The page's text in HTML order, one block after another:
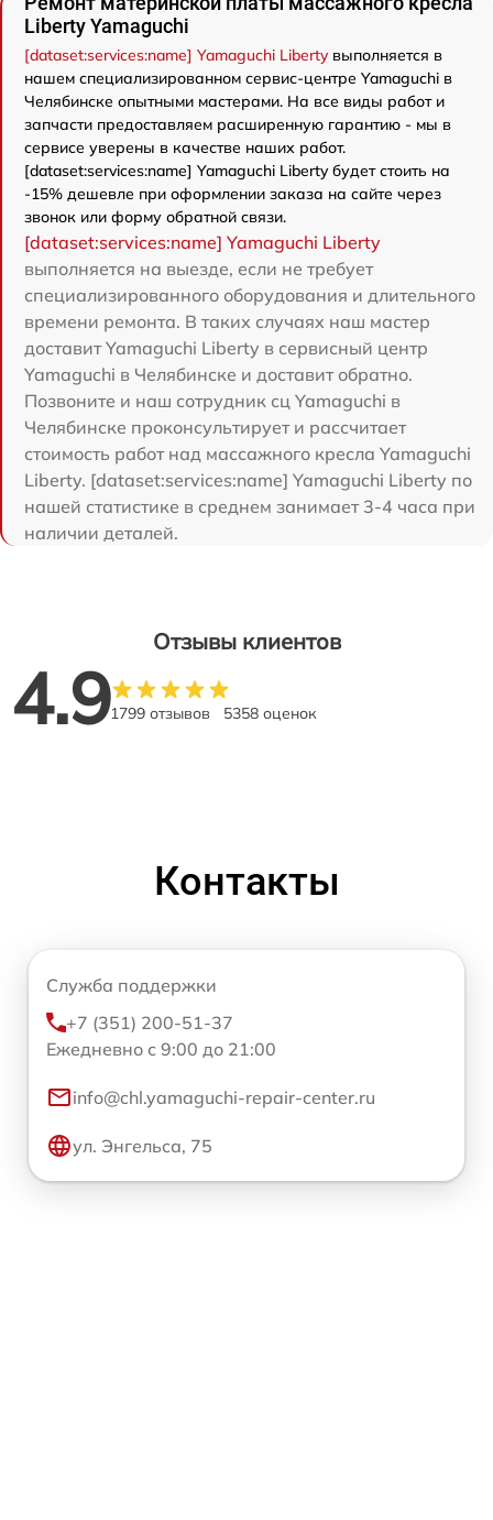
Liberty Yamaguchi
[dataset:services:name] Yamaguchi Libertyвыполняется в
нашем специализированном сервис-центре Yamaguchi в
Челябинске опытными мастерами. На все виды работ и
запчасти предоставляем расширенную гарантию - мы в
сервисе уверены в качестве наших работ.
[dataset:services:name] Yamaguchi Liberty будет стоить на
-15% дешевле при оформлении заказа на сайте через
звонок или форму обратной связи.
[dataset:services:name] Yamaguchi Liberty
выполняется на выезде, если не требует
специализированного оборудования и длительного
времени ремонта. В таких случаях наш мастер
доставит Yamaguchi Liberty в сервисный центр
Yamaguchi в Челябинске и доставит обратно.
Позвоните и наш сотрудник сц Yamaguchi в
Челябинске проконсультирует и рассчитает
стоимость работ над массажного кресла Yamaguchi
Liberty. [dataset:services:name] Yamaguchi Liberty по
нашей статистике в среднем занимает 3-4 часа при
наличии деталей.
Отзывы клиентов
4.91799 отзывов 5358 оценок
Контакты
Служба поддержки
+7 (351) 200-51-37
Ежедневно с 9:00 до 21:00
info@chl.yamaguchi-repair-center.ru
ул. Энгельса, 75